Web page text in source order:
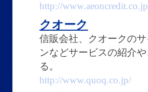
http://
クオーク
信販会社、クオークの
ンなどサービスの紹介
る。
http://www.quoq.co.jp/